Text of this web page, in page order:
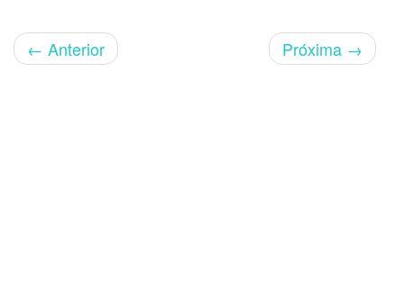
← Anterior Próxima →